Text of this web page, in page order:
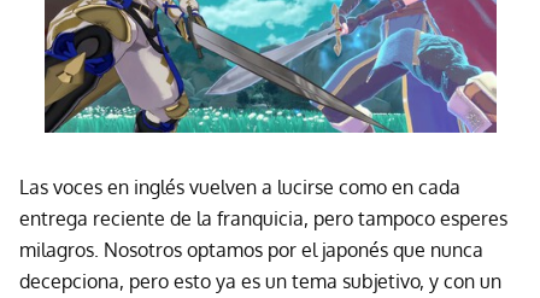
Las voces en inglés vuelven a lucirse como en cada
entrega reciente de la franquicia, pero tampoco esperes
milagros. Nosotros optamos por el japonés que nunca
decepciona, pero esto ya es un tema subjetivo, y con un